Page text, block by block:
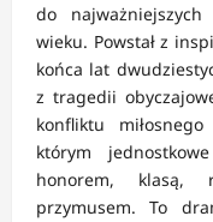
do
wieku. Powstał z
końca lat
z tragedii
konfliktu
którym
honorem, klasą,
przymusem. To